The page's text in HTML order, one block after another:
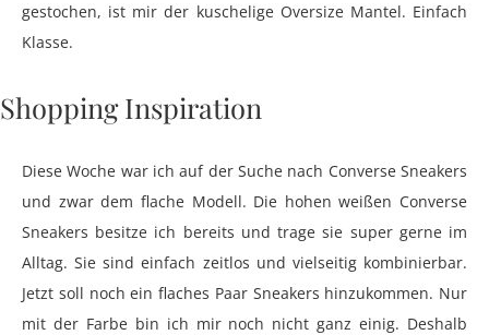
gestochen, ist mir der kuschelige Oversize Mantel. Einfach
Klasse.
Shopping Inspiration
Diese Woche war ich auf der Suche nach Converse Sneakers
und zwar dem flache Modell. Die hohen weißen Converse
Sneakers besitze ich bereits und trage sie super gerne im
Alltag. Sie sind einfach zeitlos und vielseitig kombinierbar.
Jetzt soll noch ein flaches Paar Sneakers hinzukommen. Nur
mit der Farbe bin ich mir noch nicht ganz einig. Deshalb